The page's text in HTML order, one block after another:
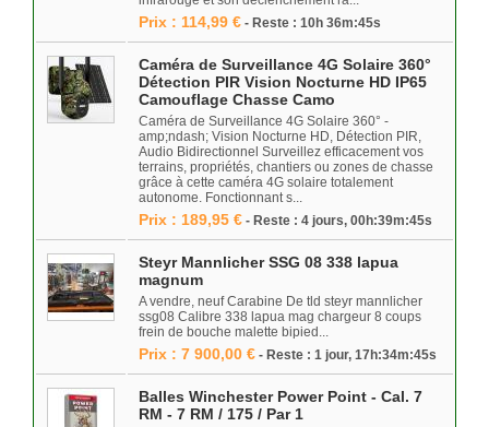
Prix : 114,99 € - Reste : 10h 36m:45s
Caméra de Surveillance 4G Solaire 360°
Détection PIR Vision Nocturne HD IP65
Camouflage Chasse Camo
Caméra de Surveillance 4G Solaire 360° -
amp;ndash; Vision Nocturne HD, Détection PIR,
Audio Bidirectionnel Surveillez efficacement vos
terrains, propriétés, chantiers ou zones de chasse
grâce à cette caméra 4G solaire totalement
autonome. Fonctionnant s...
Prix : 189,95 € - Reste : 4 jours, 00h:39m:45s
Steyr Mannlicher SSG 08 338 lapua
magnum
A vendre, neuf Carabine De tld steyr mannlicher
ssg08 Calibre 338 lapua mag chargeur 8 coups
frein de bouche malette bipied...
Prix : 7 900,00 € - Reste : 1 jour, 17h:34m:45s
Balles Winchester Power Point - Cal. 7
RM - 7 RM / 175 / Par 1